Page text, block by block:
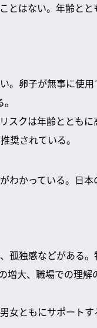
とはない。年齢と
。卵子が無事に使
スクは年齢ととも
奨されている。
わかっている。日
孤独感などがある
増大、職場での理解
女ともにサポート